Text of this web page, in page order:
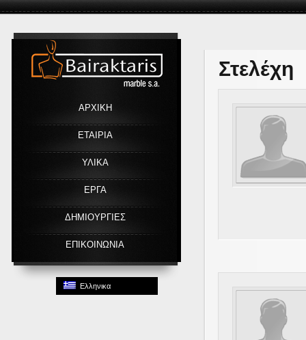
ΑΡΧΙΚΗ
ΕΤΑΙΡΙΑ
ΥΛΙΚΑ
ΕΡΓΑ
ΔΗΜΙΟΥΡΓΙΕΣ
ΕΠΙΚΟΙΝΩΝΙΑ
Ελληνικα
Στελέχη